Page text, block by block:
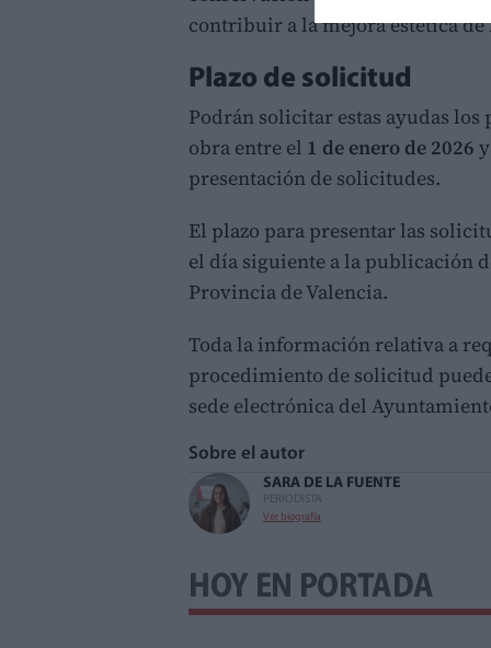
contribuir a la mejora estética de
Plazo de solicitud
Podrán solicitar estas ayudas
obra entre el 1 de enero de 2026
presentación de solicitudes.
El plazo para presentar las
el día siguiente a la publicación
Provincia de Valencia.
Toda la información relativa a
procedimiento de solicitud
sede electrónica del
Sobre el autor
SARA DE LA FUENTE
PERIODISTA
Ver biografía
HOY EN PORTADA